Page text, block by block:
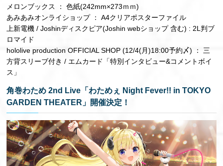
メロンブックス ： 色紙(242mm×273ｍｍ)
あみあみオンライショップ ： A4クリアポスターファイル
上新電機 / Joshinディスクピア(Joshin webショップ 含む) : 2L判ブ
ロマイド
hololive production OFFICIAL SHOP (12/4(月)18:00予約〆) ： 三
方背スリーブ付き / エムカード「特別インタビュー&コメントボイ
ス」
角巻わため 2nd Live「わためぇ Night Fever!! in TOKYO
GARDEN THEATER」開催決定！